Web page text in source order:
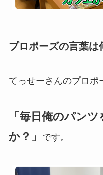
プロポーズの言葉は
てっせーさんのプロポ
「毎日俺のパン
か？」
です。